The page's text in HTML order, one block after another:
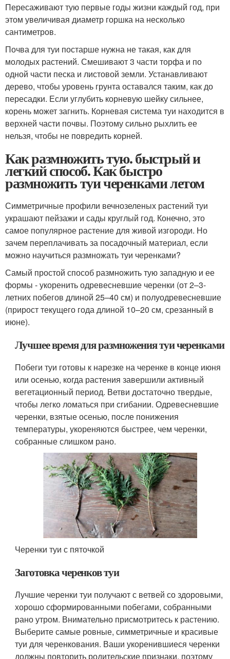
Пересаживают тую первые годы жизни каждый год, при
этом увеличивая диаметр горшка на несколько
сантиметров.
Почва для туи постарше нужна не такая, как для
молодых растений. Смешивают 3 части торфа и по
одной части песка и листовой земли. Устанавливают
дерево, чтобы уровень грунта оставался таким, как до
пересадки. Если углубить корневую шейку сильнее,
корень может загнить. Корневая система туи находится в
верхней части почвы. Поэтому сильно рыхлить ее
нельзя, чтобы не повредить корней.
Как размножить тую. быстрый и
легкий способ. Как быстро
размножить туи черенками летом
Симметричные профили вечнозеленых растений туи
украшают пейзажи и сады круглый год. Конечно, это
самое популярное растение для живой изгороди. Но
зачем переплачивать за посадочный материал, если
можно научиться размножать туи черенками?
Самый простой способ размножить тую западную и ее
формы - укоренить одревесневшие черенки (от 2–3-
летних побегов длиной 25–40 см) и полуодревесневшие
(прирост текущего года длиной 10–20 см, срезанный в
июне).
Лучшее время для размножения туи черенками
Побеги туи готовы к нарезке на черенке в конце июня
или осенью, когда растения завершили активный
вегетационный период. Ветви достаточно твердые,
чтобы легко ломаться при сгибании. Одревесневшие
черенки, взятые осенью, после понижения
температуры, укореняются быстрее, чем черенки,
собранные слишком рано.
Черенки туи с пяточкой
Заготовка черенков туи
Лучшие черенки туи получают с ветвей со здоровыми,
хорошо сформированными побегами, собранными
рано утром. Внимательно присмотритесь к растению.
Выберите самые ровные, симметричные и красивые
туи для черенкования. Ваши укоренившиеся черенки
должны повторить родительские признаки, поэтому